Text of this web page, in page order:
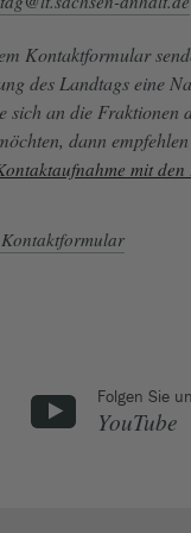
Kontaktformular
des Landtags eine
sich an die Fraktionen
dann
mit den
Folgen Sie
YouTube